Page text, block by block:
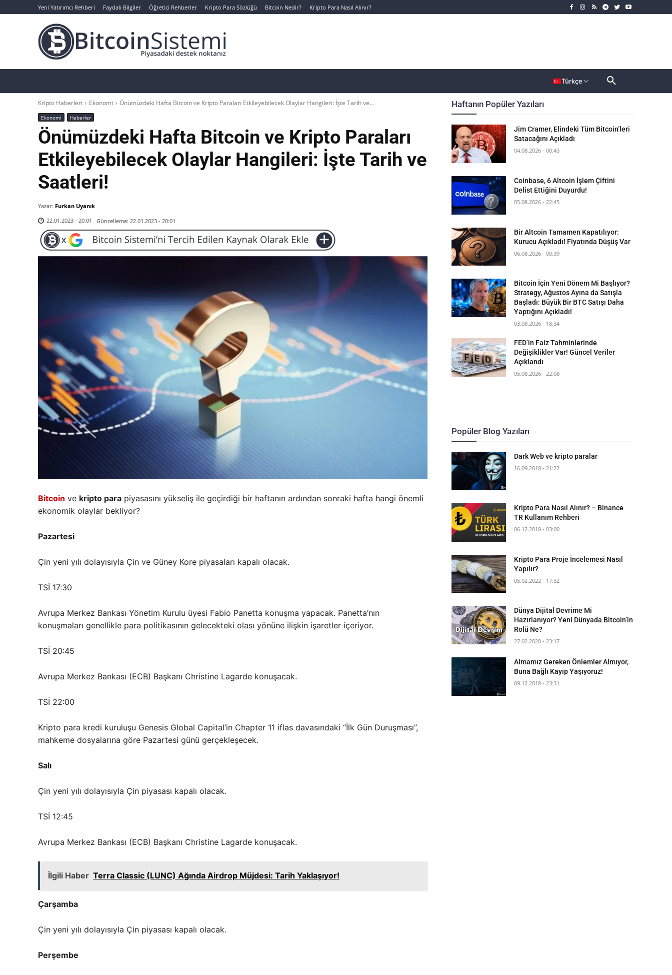
Yeni Yatırımcı Rehberi Faydalı Bilgiler Öğretici Rehberler Kripto Para Sözlüğü Bitcoin Nedir? Kripto Para Nasıl Alınır?
Türkçe
Kripto Haberleri Ekonomi Önümüzdeki Hafta Bitcoin ve Kripto Paraları Etkileyebilecek Olaylar Hangileri: İşte Tarih ve...
Ekonomi Haberler
Önümüzdeki Hafta Bitcoin ve Kripto Paraları
Etkileyebilecek Olaylar Hangileri: İşte Tarih ve
Saatleri!
Yazar: Furkan Uyanık
22.01.2023 - 20:01
Güncelleme: 22.01.2023 - 20:01
Bitcoin ve kripto para piyasasını yükseliş ile geçirdiği bir haftanın ardından sonraki hafta hangi önemli
ekonomik olaylar bekliyor?
Pazartesi
Çin yeni yılı dolayısıyla Çin ve Güney Kore piyasaları kapalı olacak.
TSİ 17:30
Avrupa Merkez Bankası Yönetim Kurulu üyesi Fabio Panetta konuşma yapacak. Panetta’nın
konuşmaları genellikle para politikasının gelecekteki olası yönüne ilişkin işaretler içeriyor.
TSİ 20:45
Avrupa Merkez Bankası (ECB) Başkanı Christine Lagarde konuşacak.
TSİ 22:00
Kripto para kredi kuruluşu Genesis Global Capital’in Chapter 11 iflas davasındaki “İlk Gün Duruşması”,
mahkeme dosyalarına göre Pazartesi günü gerçekleşecek.
Salı
Çin yeni yılı dolayısıyla Çin piyasası kapalı olacak.
TSİ 12:45
Avrupa Merkez Bankası (ECB) Başkanı Christine Lagarde konuşacak.
İlgili Haber Terra Classic (LUNC) Ağında Airdrop Müjdesi: Tarih Yaklaşıyor!
Çarşamba
Çin yeni yılı dolayısıyla Çin piyasası kapalı olacak.
Perşembe
Haftanın Popüler Yazıları
Jim Cramer, Elindeki Tüm Bitcoin’leri
Satacağını Açıkladı
04.08.2026 - 00:43
Coinbase, 6 Altcoin İşlem Çiftini
Delist Ettiğini Duyurdu!
05.08.2026 - 22:45
Bir Altcoin Tamamen Kapatılıyor:
Kurucu Açıkladı! Fiyatında Düşüş Var
06.08.2026 - 00:39
Bitcoin İçin Yeni Dönem Mi Başlıyor?
Strategy, Ağustos Ayına da Satışla
Başladı: Büyük Bir BTC Satışı Daha
Yaptığını Açıkladı!
03.08.2026 - 18:34
FED’in Faiz Tahminlerinde
Değişiklikler Var! Güncel Veriler
Açıklandı
05.08.2026 - 22:08
Popüler Blog Yazıları
Dark Web ve kripto paralar
16.09.2018 - 21:22
Kripto Para Nasıl Alınır? – Binance
TR Kullanım Rehberi
06.12.2018 - 03:00
Kripto Para Proje İncelemesi Nasıl
Yapılır?
05.02.2022 - 17:32
Dünya Dijital Devrime Mi
Hazırlanıyor? Yeni Dünyada Bitcoin’in
Rolü Ne?
27.02.2020 - 23:17
Almamız Gereken Önlemler Almıyor,
Buna Bağlı Kayıp Yaşıyoruz!
09.12.2018 - 23:31